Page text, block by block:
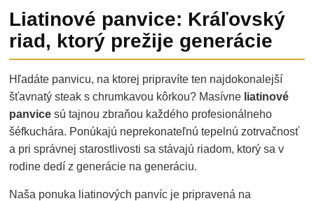
Liatinové panvice: Kráľovský
riad, ktorý prežije generácie
Hľadáte panvicu, na ktorej pripravíte ten najdokonalejší
šťavnatý steak s chrumkavou kôrkou? Masívne liatinové
panvice sú tajnou zbraňou každého profesionálneho
šéfkuchára. Ponúkajú neprekonateľnú tepelnú zotrvačnosť
a pri správnej starostlivosti sa stávajú riadom, ktorý sa v
rodine dedí z generácie na generáciu.
Naša ponuka liatinových panvíc je pripravená na